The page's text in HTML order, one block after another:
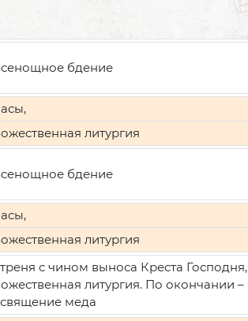
бдение
литургия
бдение
литургия
с чином выноса Креста Господня,
литургия. По окончании –
меда